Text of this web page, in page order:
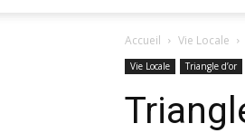
Accueil Vie Locale
Vie Locale Triangle d’or